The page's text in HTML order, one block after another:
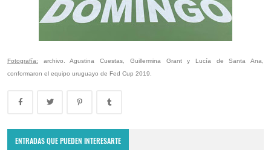
Fotografía: archivo. Agustina Cuestas, Guillermina Grant y Lucía de Santa Ana,
conformaron el equipo uruguayo de Fed Cup 2019.
ENTRADAS QUE PUEDEN INTERESARTE
Copa Davis 2024: Uruguay enfrentará a Bolivia como visitante por
el Grupo Mundial II